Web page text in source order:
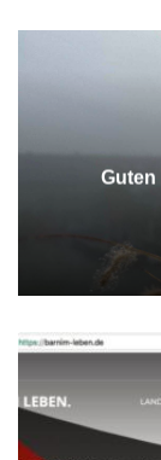
Guten